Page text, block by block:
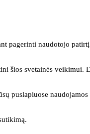
pagerinti naudotojo
šios svetainės
puslapiuose